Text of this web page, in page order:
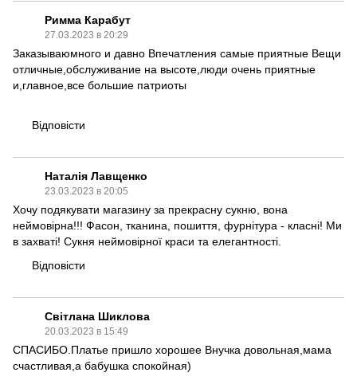
Римма Карабут
27.03.2023 в 20:29
Заказываюмного и давно Впечатления самые приятные Вещи
отличные,обслуживание на высоте,люди очень приятные
и,главное,все большие патриоты
Відповісти
Наталія Лавщенко
23.03.2023 в 20:05
Хочу подякувати магазину за прекрасну сукню, вона
неймовірна!!! Фасон, тканина, пошиття, фурнітура - класні! Ми
в захваті! Сукня неймовірної краси та елегантності.
Відповісти
Світлана Шиклова
20.03.2023 в 15:49
СПАСИБО.Платье пришло хорошее Внучка довольная,мама
счастливая,а бабушка спокойная)